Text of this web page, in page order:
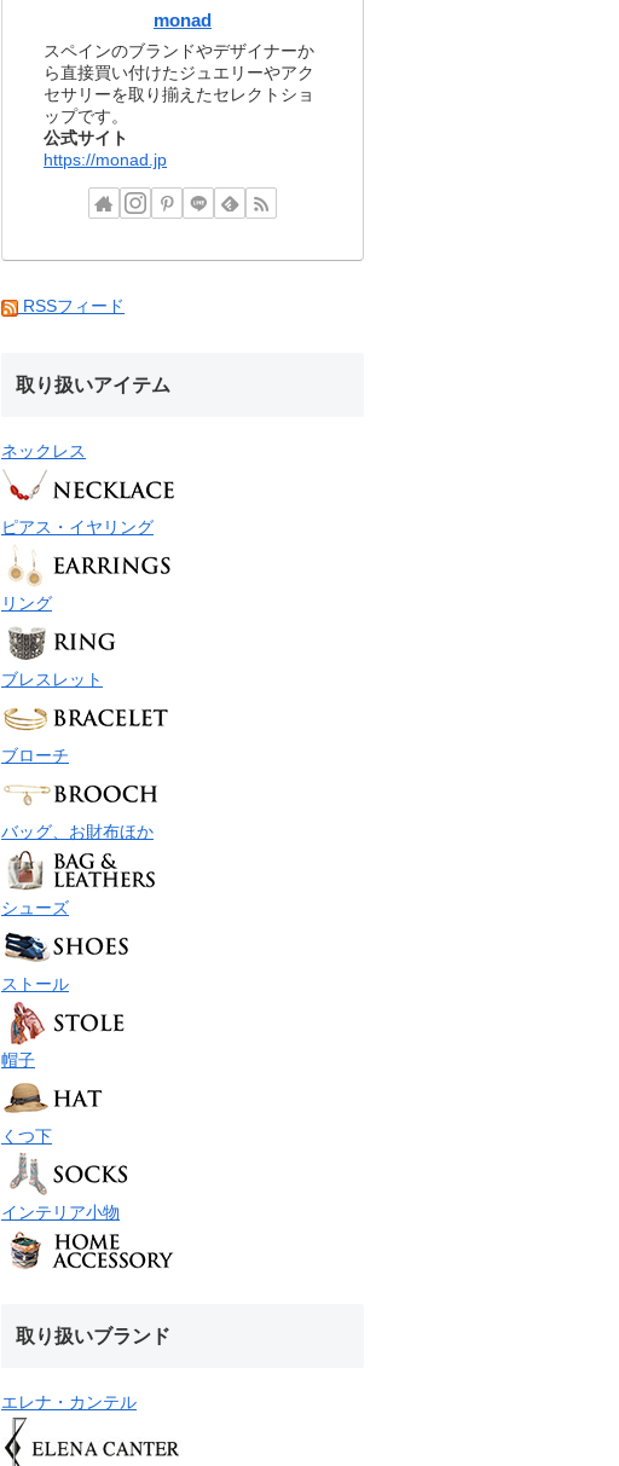
monad
スペインのブランドやデザイナーか
ら直接買い付けたジュエリーやアク
セサリーを取り揃えたセレクトショ
ップです。
公式サイト
https://monad.jp
RSSフィード
取り扱いアイテム
ネックレス
ピアス・イヤリング
リング
ブレスレット
ブローチ
バッグ、お財布ほか
シューズ
ストール
帽子
くつ下
インテリア小物
取り扱いブランド
エレナ・カンテル